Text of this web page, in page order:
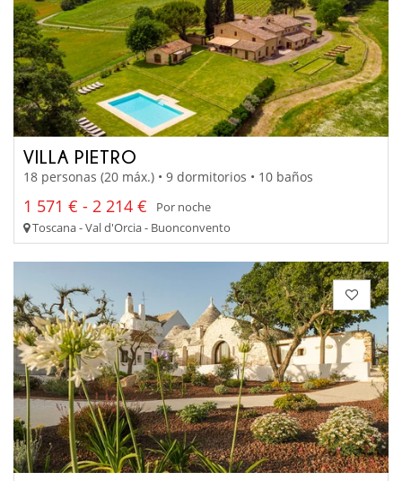
VILLA PIETRO
18 personas (20 máx.) • 9 dormitorios • 10 baños
1 571 € - 2 214 €
Por noche
Toscana - Val d'Orcia - Buonconvento